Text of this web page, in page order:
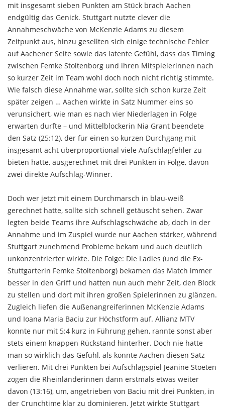
mit insgesamt sieben Punkten am Stück brach Aachen
endgültig das Genick. Stuttgart nutzte clever die
Annahmeschwäche von McKenzie Adams zu diesem
Zeitpunkt aus, hinzu gesellten sich einige technische Fehler
auf Aachener Seite sowie das latente Gefühl, dass das Timing
zwischen Femke Stoltenborg und ihren Mitspielerinnen nach
so kurzer Zeit im Team wohl doch noch nicht richtig stimmte.
Wie falsch diese Annahme war, sollte sich schon kurze Zeit
später zeigen … Aachen wirkte in Satz Nummer eins so
verunsichert, wie man es nach vier Niederlagen in Folge
erwarten durfte – und Mittelblockerin Nia Grant beendete
den Satz (25:12), der für einen so kurzen Durchgang mit
insgesamt acht überproportional viele Aufschlagfehler zu
bieten hatte, ausgerechnet mit drei Punkten in Folge, davon
zwei direkte Aufschlag-Winner.
Doch wer jetzt mit einem Durchmarsch in blau-weiß
gerechnet hatte, sollte sich schnell getäuscht sehen. Zwar
legten beide Teams ihre Aufschlagschwäche ab, doch in der
Annahme und im Zuspiel wurde nur Aachen stärker, während
Stuttgart zunehmend Probleme bekam und auch deutlich
unkonzentrierter wirkte. Die Folge: Die Ladies (und die Ex-
Stuttgarterin Femke Stoltenborg) bekamen das Match immer
besser in den Griff und hatten nun auch mehr Zeit, den Block
zu stellen und dort mit ihren großen Spielerinnen zu glänzen.
Zugleich liefen die Außenangreiferinnen McKenzie Adams
und Ioana Maria Baciu zur Höchstform auf. Allianz MTV
konnte nur mit 5:4 kurz in Führung gehen, rannte sonst aber
stets einem knappen Rückstand hinterher. Doch nie hatte
man so wirklich das Gefühl, als könnte Aachen diesen Satz
verlieren. Mit drei Punkten bei Aufschlagspiel Jeanine Stoeten
zogen die Rheinländerinnen dann erstmals etwas weiter
davon (13:16), um, angetrieben von Baciu mit drei Punkten, in
der Crunchtime klar zu dominieren. Jetzt wirkte Stuttgart